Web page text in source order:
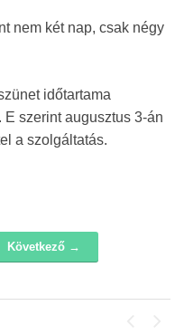
nem két nap, csak négy
időtartama
szerint augusztus 3-án
a szolgáltatás.
Következő →